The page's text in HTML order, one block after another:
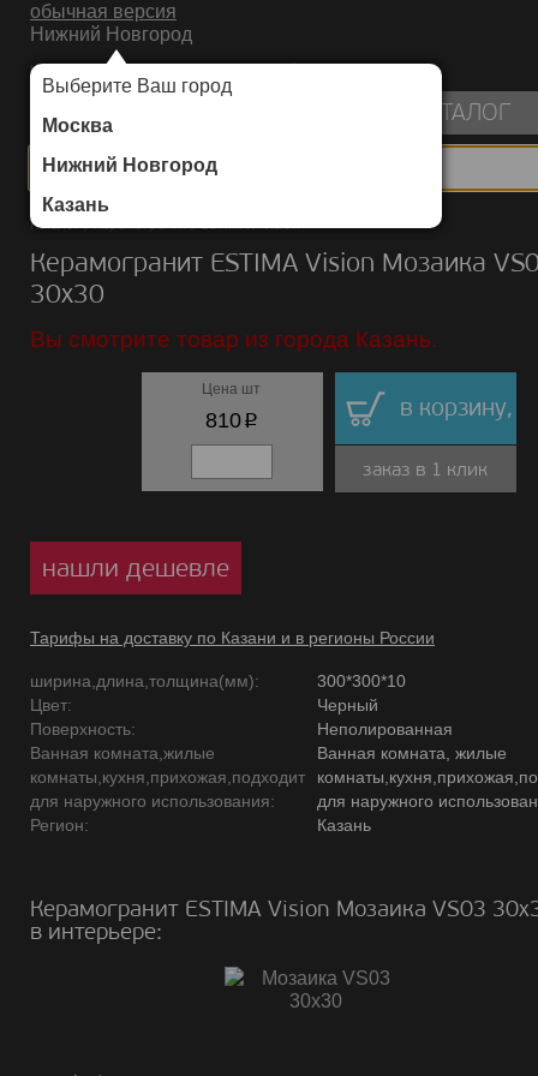
обычная версия
Нижний Новгород
Выберите Ваш город
Москва
Нижний Новгород
Казань
ИНТЕРНЕТ-МАГАЗИН НАПОЛЬНЫХ ПОКРЫТИЙ
КАТАЛОГ
Каталог/Керамогранит/ESTIMA/Vision
Керамогранит ESTIMA Vision Мозаика
30х30
Вы смотрите товар из города Казань.
Цена шт
810p в корзину,
заказ в 1 клик
нашли дешевле
Тарифы на доставку по Казани и в регионы России
ширина,длина,толщина(мм):
300*300*10
Цвет:
Черный
Поверхность:
Неполированная
Ванная комната,жилые
комнаты,кухня,прихожая,подходит
для наружного использования:
Ванная комната, жилые
для наружного
Регион:
Казань
Керамогранит ESTIMA Vision Мозаика VS03
в интерьере: